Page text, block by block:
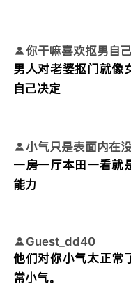
你干嘛喜欢抠男自
男人对老婆抠门就像
自己决定
小气只是表面内在
一房一厅本田一看就
能力
Guest_dd40
他们对你小气太正常
常小气。